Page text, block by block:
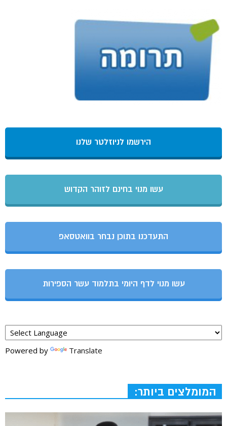
הירשמו לניוזלטר שלנו
עשו מנוי בחינם לזוהר הקדוש
התעדכנו בתוכן נבחר בוואטסאפ
עשו מנוי לדף היומי בתלמוד עשר הספירות
Powered by Translate
המומלצים ביותר: